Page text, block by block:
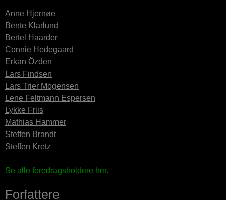
Anne Hjernøe
Bente Klarlund
Bertel Haarder
Connie Hedegaard
Erkan Özden
Lars Findsen
Lars Trier Mogensen
Lene Feltmann Espersen
Lykke Friis
Mathias Hammer
Steffen Brandt
Steffen Kretz
Se alle foredragsholdere her.
Forfattere